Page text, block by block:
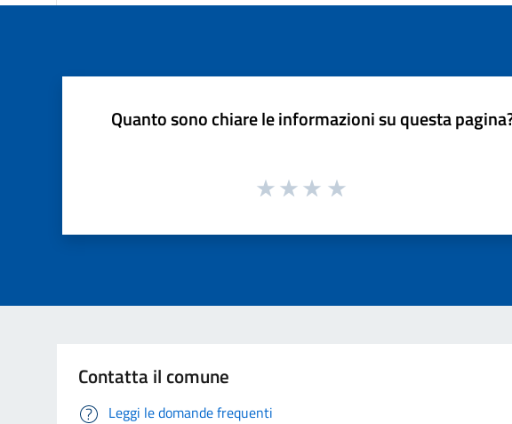
Quanto sono chiare le informazioni su questa
Contatta il comune
Leggi le domande frequenti